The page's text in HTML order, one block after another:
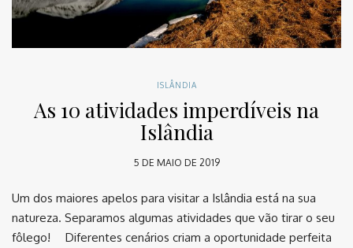
ISLÂNDIA
As 10 atividades imperdíveis na
Islândia
5 DE MAIO DE 2019
Um dos maiores apelos para visitar a Islândia está na sua
natureza. Separamos algumas atividades que vão tirar o seu
fôlego! ⠀ Diferentes cenários criam a oportunidade perfeita